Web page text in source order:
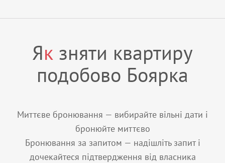
Як зняти квартиру
подобово Боярка
Миттєве бронювання — вибирайте вільні дати і
бронюйте миттєво
Бронювання за запитом — надішліть запит і
дочекайтеся підтвердження від власника